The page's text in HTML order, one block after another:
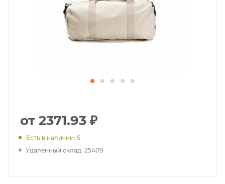
от 2371.93 ₽
Есть в наличии: 5
Удаленный склад: 25409